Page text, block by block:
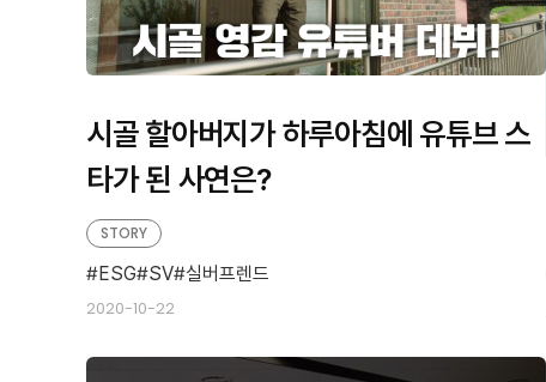
시골 할아버지가 하루아침에 유튜브 스
타가 된 사연은?
2020-10-22
STORY
ESG SV 실버프렌드